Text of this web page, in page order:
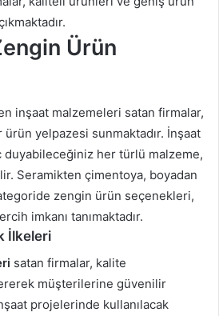
Ürün
inşaat malzemeleri satan firmalar,
yelpazesi sunmaktadır. İnşaat
her türlü malzeme,
Seramikten çimentoya, boyadan
zengin ürün seçenekleri,
imkanı tanımaktadır.
İlkeleri
satan firmalar, kalite
müşterilerine güvenilir
projelerinde kullanılacak